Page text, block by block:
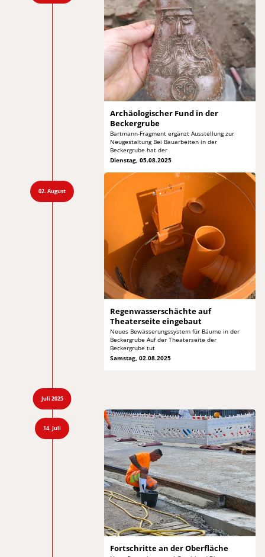
Archäologischer Fund in der
Beckergrube
Bartmann-Fragment ergänzt Ausstellung zur
Neugestaltung Bei Bauarbeiten in der
Beckergrube hat der
Dienstag, 05.08.2025
02. August
Regenwasserschächte auf
Theaterseite eingebaut
Neues Bewässerungssystem für Bäume in der
Beckergrube Auf der Theaterseite der
Beckergrube tut
Samstag, 02.08.2025
Juli 2025
14. Juli
Fortschritte an der Oberfläche